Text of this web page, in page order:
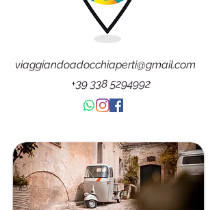
viaggiandoadocchiaperti@gmail.com
+39 338 5294992